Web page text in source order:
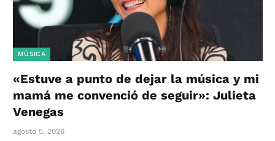
MÚSICA
«Estuve a punto de dejar la música y mi
mamá me convenció de seguir»: Julieta
Venegas
agosto 5, 2026